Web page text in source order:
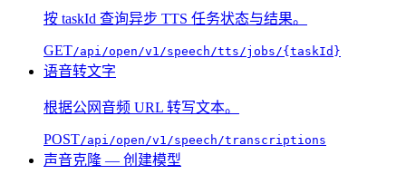
按 taskId 查询异步 TTS 任务状态与结果。
GET/api/open/v1/speech/tts/jobs/{taskId}
语音转文字
根据公网音频 URL 转写文本。
POST/api/open/v1/speech/transcriptions
声音克隆 — 创建模型